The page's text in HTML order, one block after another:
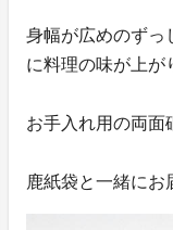
身幅が広めのずっ
に料理の味が上が
お手入れ用の両面
鹿紙袋と一緒にお